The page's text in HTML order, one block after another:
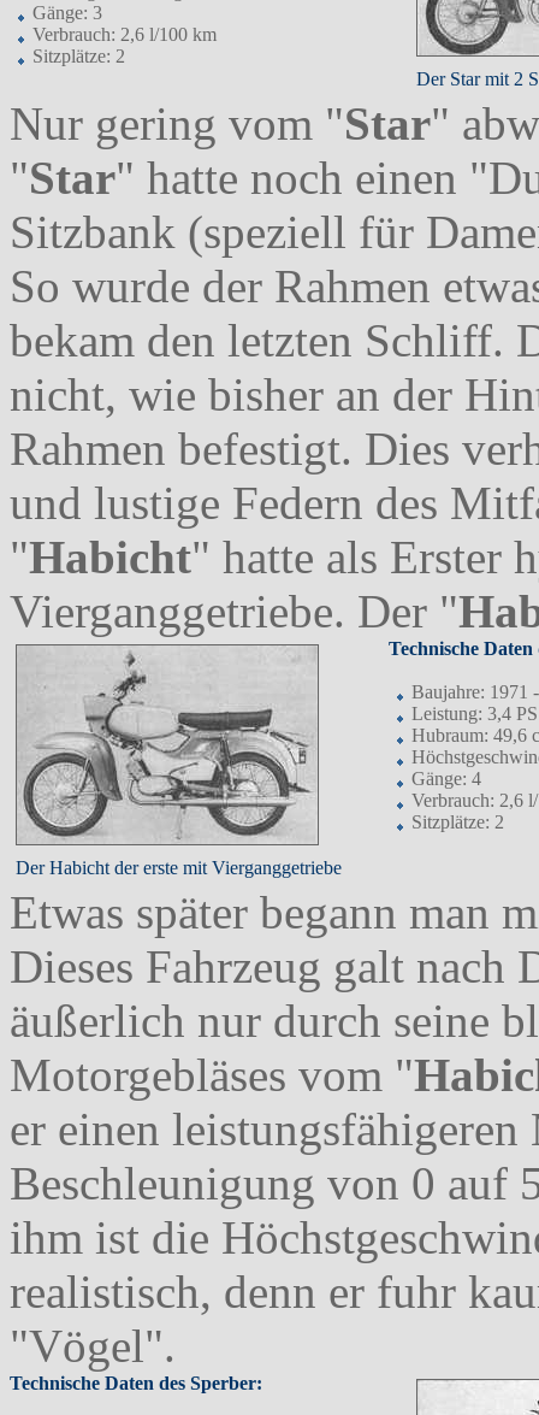
Gänge: 3
Verbrauch: 2,6 l/100 km
Sitzplätze: 2
Der Star mit 2
Nur gering vom "Star"
"Star" hatte noch einen
Sitzbank (speziell für
So wurde der Rahmen
bekam den letzten Schliff.
nicht, wie bisher an der
Rahmen befestigt. Dies
und lustige Federn des
"Habicht" hatte als Erster
Vierganggetriebe. Der "
Der Habicht der erste mit Vierganggetriebe
Technische
Baujahre: 1971
Leistung: 3,4
Hubraum: 49,6
Gänge: 4
Verbrauch: 2,6
Sitzplätze: 2
Etwas später begann man
Dieses Fahrzeug galt
äußerlich nur durch seine
Motorgebläses vom "
er einen
Beschleunigung von 0 auf
ihm ist die
realistisch, denn er fuhr
"Vögel".
Technische Daten des Sperber: